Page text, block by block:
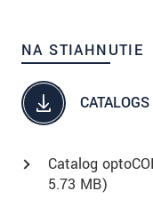
NA STIAHNUTIE
Catalog
5.73 MB)